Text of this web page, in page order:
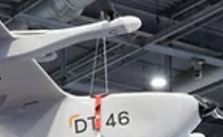
de la majorité #Le17eAuCoeur avec notre
maire Geoffroy Boulard sur un enjeu
essentiel pour les Parisiens : la tranquillité
publique ! Lire le journal municipal ici :
http://urlr.me/3bjUKu